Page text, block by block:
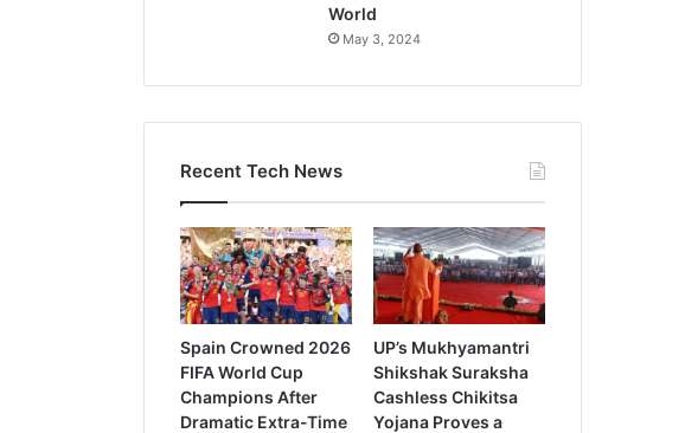
World
May 3, 2024
Recent Tech News
Spain Crowned 2026
FIFA World Cup
Champions After
Dramatic Extra-Time
UP’s Mukhyamantri
Shikshak Suraksha
Cashless Chikitsa
Yojana Proves a